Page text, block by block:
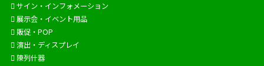
サイン・インフォメーション
展示会・イベント用品
販促・POP
演出・ディスプレイ
陳列什器